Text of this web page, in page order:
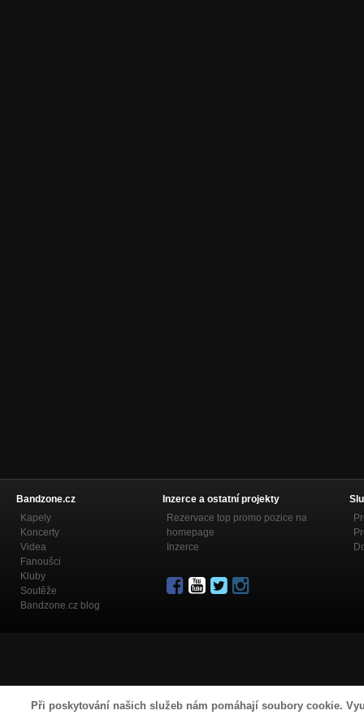
Při poskytování našich služeb nám pomáhají soubory cookie.
Bandzone.cz
Kapely
Koncerty
Videa
Fanoušci
Kluby
Soutěže
Bandzone.cz blog
Inzerce a ostatní projekty
Rezervace top promo pozice na
homepage
Inzerce